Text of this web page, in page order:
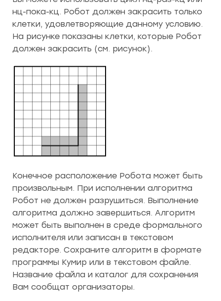
нц-пока-кц. Робот должен закрасить только
клетки, удовлетворяющие данному условию.
На рисунке показаны клетки, которые Робот
должен закрасить (см. рисунок).
Конечное расположение Робота может быть
произвольным. При исполнении алгоритма
Робот не должен разрушиться. Выполнение
алгоритма должно завершиться. Алгоритм
может быть выполнен в среде формального
исполнителя или записан в текстовом
редакторе. Сохраните алгоритм в формате
программы Кумир или в текстовом файле.
Название файла и каталог для сохранения
Вам сообщат организаторы.